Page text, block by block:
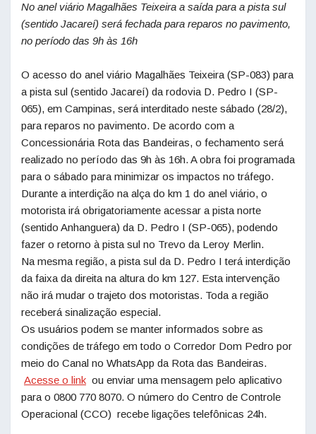
No anel viário Magalhães Teixeira a saída para a pista sul
(sentido Jacareí) será fechada para reparos no pavimento,
no período das 9h às 16h
O acesso do anel viário Magalhães Teixeira (SP-083) para
a pista sul (sentido Jacareí) da rodovia D. Pedro I (SP-
065), em Campinas, será interditado neste sábado (28/2),
para reparos no pavimento. De acordo com a
Concessionária Rota das Bandeiras, o fechamento será
realizado no período das 9h às 16h. A obra foi programada
para o sábado para minimizar os impactos no tráfego.
Durante a interdição na alça do km 1 do anel viário, o
motorista irá obrigatoriamente acessar a pista norte
(sentido Anhanguera) da D. Pedro I (SP-065), podendo
fazer o retorno à pista sul no Trevo da Leroy Merlin.
Na mesma região, a pista sul da D. Pedro I terá interdição
da faixa da direita na altura do km 127. Esta intervenção
não irá mudar o trajeto dos motoristas. Toda a região
receberá sinalização especial.
Os usuários podem se manter informados sobre as
condições de tráfego em todo o Corredor Dom Pedro por
meio do Canal no WhatsApp da Rota das Bandeiras.
Acesse o link ou enviar uma mensagem pelo aplicativo
para o 0800 770 8070. O número do Centro de Controle
Operacional (CCO) recebe ligações telefônicas 24h.